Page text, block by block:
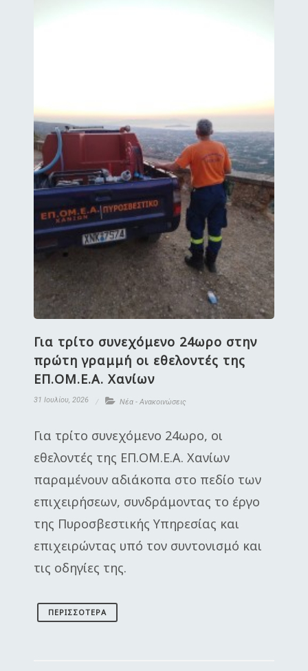
Για τρίτο συνεχόμενο 24ωρο στην
πρώτη γραμμή οι εθελοντές της
ΕΠ.ΟΜ.Ε.Α. Χανίων
31 Ιουλίου, 2026 Νέα - Ανακοινώσεις
Για τρίτο συνεχόμενο 24ωρο, οι
εθελοντές της ΕΠ.ΟΜ.Ε.Α. Χανίων
παραμένουν αδιάκοπα στο πεδίο των
επιχειρήσεων, συνδράμοντας το έργο
της Πυροσβεστικής Υπηρεσίας και
επιχειρώντας υπό τον συντονισμό και
τις οδηγίες της.
ΠΕΡΙΣΣΌΤΕΡΑ